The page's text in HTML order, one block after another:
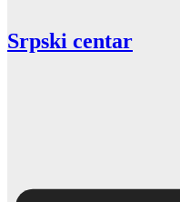
Srpski centar